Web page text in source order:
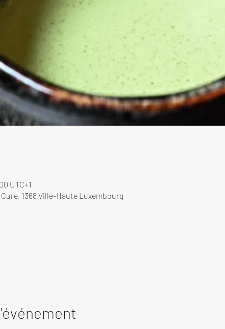
UTC+1
1368 Ville-Haute Luxembourg